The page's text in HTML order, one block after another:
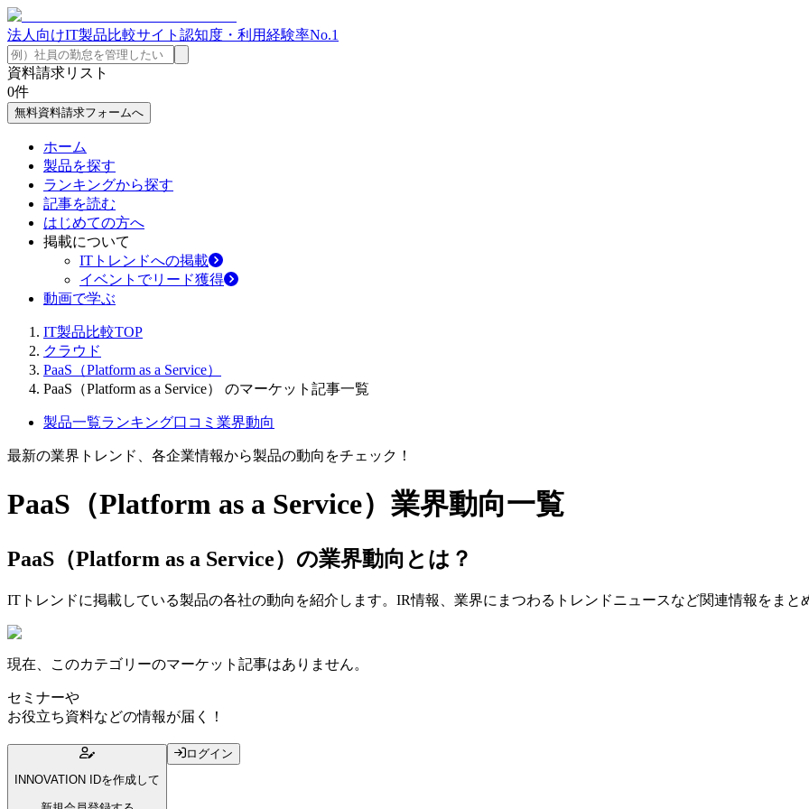
法人向けIT製品比較サイト 認知度・利用経験率No.1
資料請求リスト
0件
無料資料請求フォームへ
ホーム
製品を探す
ランキングから探す
記事を読む
はじめての方へ
掲載について
ITトレンドへの掲載
イベントでリード獲得
動画で学ぶ
IT製品比較TOP
クラウド
PaaS（Platform as a Service）
PaaS（Platform as a Service） のマーケット記事一覧
製品一覧ランキング口コミ 業界動向
最新の業界トレンド、各企業情報から製品の動向をチェック！
PaaS（Platform as a Service） 業界動向一覧
PaaS（Platform as a Service）の​業界動向とは？
ITトレンドに掲載している製品の各社の動向を紹介します。IR情報、業界にまつわるトレンドニュースなど関連情報をまと
現在、このカテゴリーのマーケット記事はありません。
セミナーや
お役立ち資料などの情報が届く！
INNOVATION IDを作成して
ログイン